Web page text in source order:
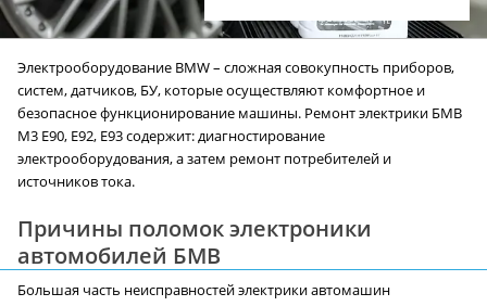
Электрооборудование BMW – сложная совокупность приборов,
систем, датчиков, БУ, которые осуществляют комфортное и
безопасное функционирование машины. Ремонт электрики БМВ
M3 E90, E92, E93 содержит: диагностирование
электрооборудования, а затем ремонт потребителей и
источников тока.
Причины поломок электроники
автомобилей БМВ
Большая часть неисправностей электрики автомашин